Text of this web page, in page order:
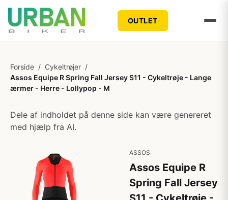
OUTLET
Forside / Cykeltrøjer /
Assos Equipe R Spring Fall Jersey S11 - Cykeltrøje - Lange
ærmer - Herre - Lollypop - M
Dele af indholdet på denne side kan være genereret
med hjælp fra AI.
ASSOS
Assos Equipe R
Spring Fall Jersey